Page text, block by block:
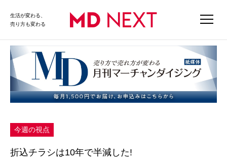
生活が変わる、
売り方も変わる
今週の視点
折込チラシは10年で半減した!